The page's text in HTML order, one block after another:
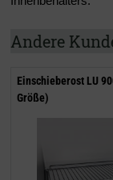
Andere
Einschieberost LU
Größe)